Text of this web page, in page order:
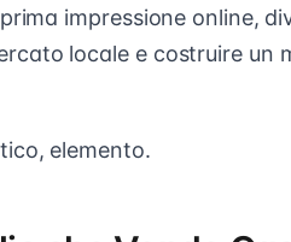
impressione online,
locale e costruire un
elemento.